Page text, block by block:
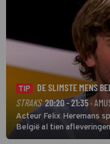
TIP
DE SLIMSTE MENS
STRAKS 20:20 - 21:35·
Acteur Felix Heremans
België al tien
deze seizoensfinale. En